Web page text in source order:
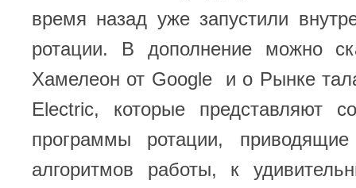
время назад уже запустили
ротации. В дополнение можно
Хамелеон от Google и о Рынке
Electric, которые представляют
программы ротации,
алгоритмов работы, к